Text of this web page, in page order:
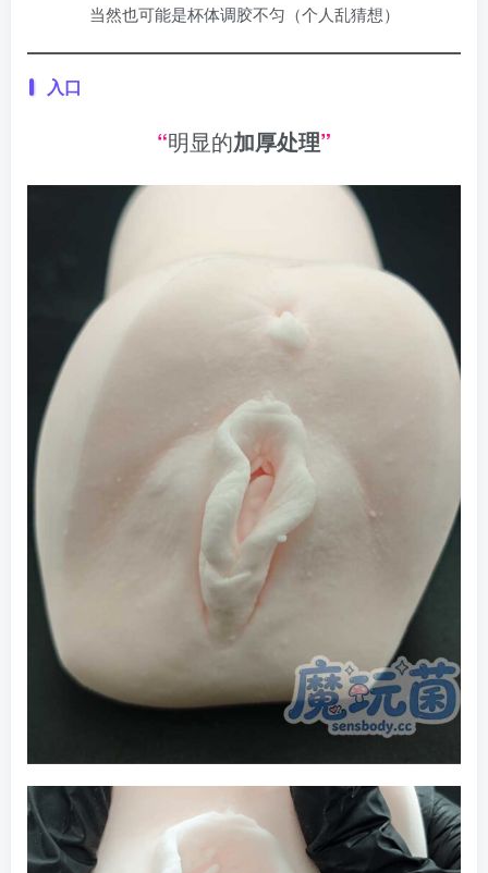
当然也可能是杯体调胶不匀（个人乱猜想）
入口
“明显的加厚处理”